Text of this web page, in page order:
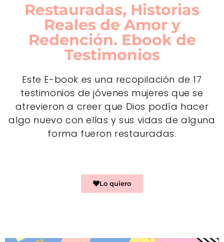
Restauradas, Historias
Reales de Amor y
Redención. Ebook de
Testimonios
Este E-book es una recopilación de 17
testimonios de jóvenes mujeres que se
atrevieron a creer que Dios podía hacer
algo nuevo con ellas y sus vidas de alguna
forma fueron restauradas.
Lo quiero